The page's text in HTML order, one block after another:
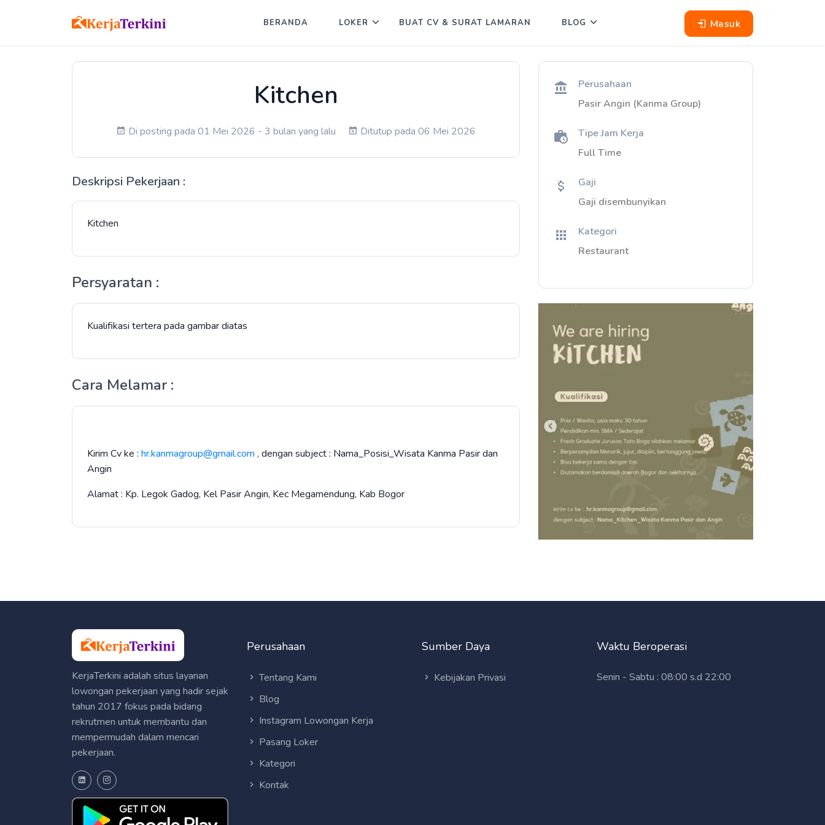
Masuk
BERANDA LOKER BUAT CV & SURAT LAMARAN BLOG
Kitchen
Di posting pada 01 Mei 2026 - 3 bulan yang lalu Ditutup pada 06 Mei 2026
Deskripsi Pekerjaan :
Kitchen
Persyaratan :
Kualifikasi tertera pada gambar diatas
Cara Melamar :
Kirim Cv ke : hr.kanmagroup@gmail.com , dengan subject : Nama_Posisi_Wisata Kanma Pasir dan
Angin
Alamat : Kp. Legok Gadog, Kel Pasir Angin, Kec Megamendung, Kab Bogor
Perusahaan
Pasir Angin (Kanma Group)
Tipe Jam Kerja
Full Time
Gaji
Gaji disembunyikan
Kategori
Restaurant
KerjaTerkini adalah situs layanan
lowongan pekerjaan yang hadir sejak
tahun 2017 fokus pada bidang
rekrutmen untuk membantu dan
mempermudah dalam mencari
pekerjaan.
Perusahaan
Tentang Kami
Blog
Instagram Lowongan Kerja
Pasang Loker
Kategori
Kontak
Sumber Daya
Kebijakan Privasi
Waktu Beroperasi
Senin - Sabtu : 08:00 s.d 22:00